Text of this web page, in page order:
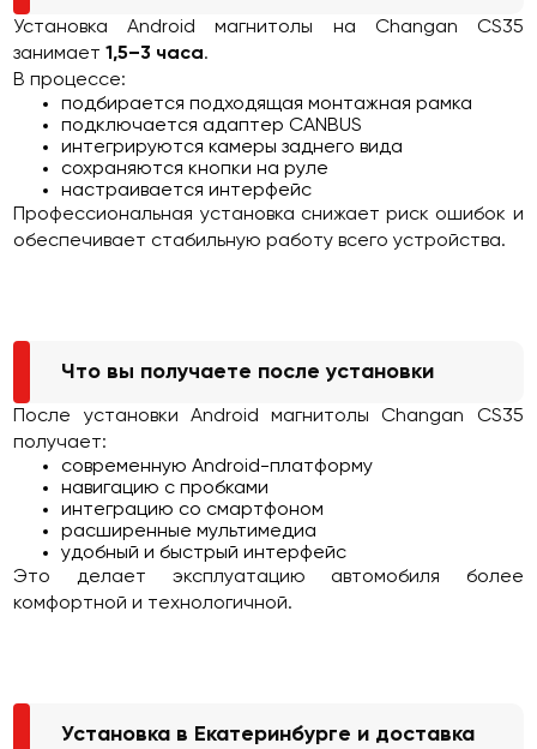
Установка Android магнитолы на Changan CS35
занимает1,5–3 часа.
В процессе:
подбирается подходящая монтажная рамка
подключается адаптер CANBUS
интегрируются камеры заднего вида
сохраняются кнопки на руле
настраивается интерфейс
Профессиональная установка снижает риск ошибок и
обеспечивает стабильную работу всего устройства.
Что вы получаете после установки
После установки Android магнитолы Changan CS35
получает:
современную Android-платформу
навигацию с пробками
интеграцию со смартфоном
расширенные мультимедиа
удобный и быстрый интерфейс
Это делает эксплуатацию автомобиля более
комфортной и технологичной.
Установка в Екатеринбурге и доставка